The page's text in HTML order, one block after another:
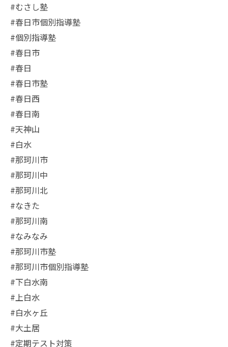
#むさし塾
#春日市個別指導塾
#個別指導塾
#春日市
#春日
#春日市塾
#春日西
#春日南
#天神山
#白水
#那珂川市
#那珂川中
#那珂川北
#なきた
#那珂川南
#なみなみ
#那珂川市塾
#那珂川市個別指導塾
#下白水南
#上白水
#白水ヶ丘
#大土居
#定期テスト対策